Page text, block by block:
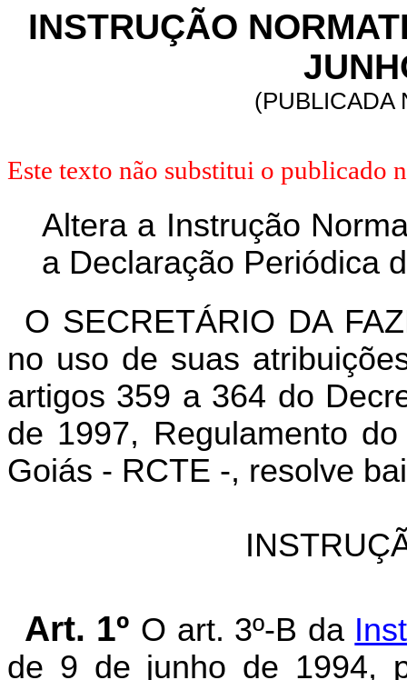
INSTRUÇÃO
(PUBLICADA
Este texto não substitui o publicado
Altera a Instrução
a Declaração Periódica
O SECRETÁRIO DA
no uso de suas
artigos 359 a 364 do
de 1997, Regulamento
Goiás - RCTE -, resolve
Art. 1º O art. 3º-B da
de 9 de junho de 1994,